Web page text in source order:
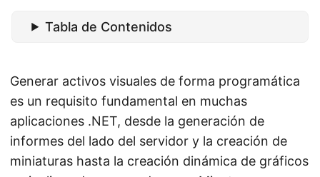
Tabla de Contenidos
Generar activos visuales de forma programática
es un requisito fundamental en muchas
aplicaciones .NET, desde la generación de
informes del lado del servidor y la creación de
miniaturas hasta la creación dinámica de gráficos